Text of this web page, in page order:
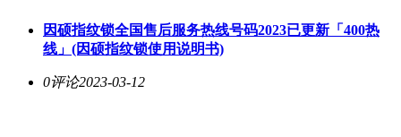
因硕指纹锁全国售后服务热线号码2023已更新「400热
线」(因硕指纹锁使用说明书)
0评论2023-03-12